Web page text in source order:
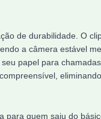
de durabilidade. O
a câmera estável
papel para
para quem saiu do